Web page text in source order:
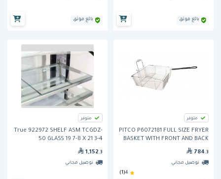
بائع موثق بائع موثق
متوفر
PITCO P6072181 FULL SIZE FRYER
BASKET WITH FRONT AND BACK
HOOKS
784 .3
توصيل مجاني
4
(1)
متوفر
True 922972 SHELF ASM TCGDZ-
50 GLASS 19 7-8 X 21 3-4
1,152 .3
توصيل مجاني